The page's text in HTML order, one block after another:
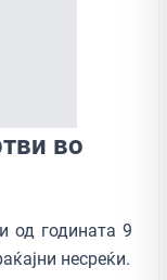
во
од годината 9
несреќи.